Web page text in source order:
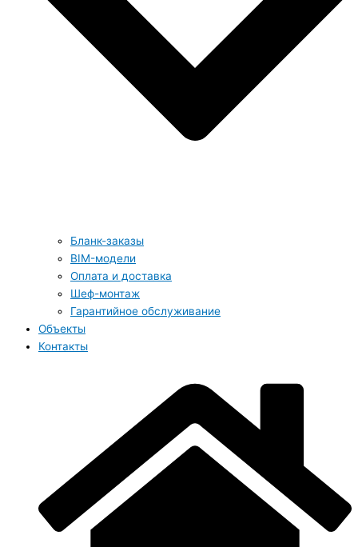
Бланк-заказы
BIM-модели
Оплата и доставка
Шеф-монтаж
Гарантийное обслуживание
Объекты
Контакты